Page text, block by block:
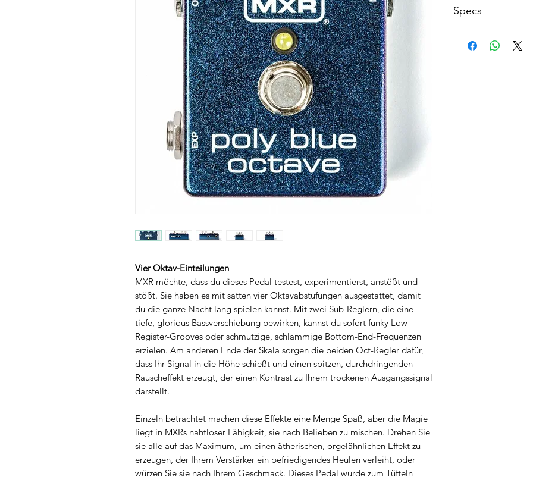
Vier Oktav-Einteilungen
MXR möchte, dass du dieses Pedal testest, experimentierst, anstößt und
stößt. Sie haben es mit satten vier Oktavabstufungen ausgestattet, damit
du die ganze Nacht lang spielen kannst. Mit zwei Sub-Reglern, die eine
tiefe, glorious Bassverschiebung bewirken, kannst du sofort funky Low-
Register-Grooves oder schmutzige, schlammige Bottom-End-Frequenzen
erzielen. Am anderen Ende der Skala sorgen die beiden Oct-Regler dafür,
dass Ihr Signal in die Höhe schießt und einen spitzen, durchdringenden
Rauscheffekt erzeugt, der einen Kontrast zu Ihrem trockenen Ausgangssignal
darstellt.
Einzeln betrachtet machen diese Effekte eine Menge Spaß, aber die Magie
liegt in MXRs nahtloser Fähigkeit, sie nach Belieben zu mischen. Drehen Sie
sie alle auf das Maximum, um einen ätherischen, orgelähnlichen Effekt zu
erzeugen, der Ihrem Verstärker ein befriedigendes Heulen verleiht, oder
würzen Sie sie nach Ihrem Geschmack. Dieses Pedal wurde zum Tüfteln
Specs
Modell-Name: